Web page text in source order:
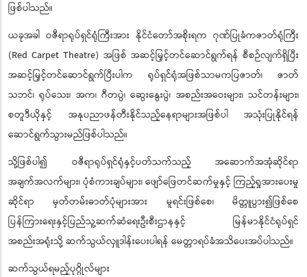
ဖြစ်ပါသည်။
ယခုအခါ ဝဇီရာရုပ်ရှင်ရုံကြီးအား နိုင်ငံတော်အစိုးရက ဂုဏ်ပြုခံကဇာတ်ရုံကြီး
(Red Carpet Theatre) အဖြစ် အဆင့်မြှင့်တင်ဆောင်ရွက်ရန် စီစဉ်လျက်ရှိပြီး
အဆင့်မြှင့်တင်ဆောင်ရွက်ပြီးပါက ရုပ်ရှင်ရုံအဖြစ်သာမကပြဇာတ်၊ ဇာတ်
သဘင်၊ ရုပ်သေး၊ အက၊ ဂီတပွဲ၊ ဆွေးနွေးပွဲ၊ အစည်းအဝေးများ၊ သင်တန်းများ၊
စတူဒီယိုနှင့် အနုပညာဖန်တီးနိုင်သည့်နေရာများအဖြစ်ပါ အသုံးပြုနိုင်ရန်
ဆောင်ရွက်သွားမည်ဖြစ်ပါသည်။
သို့ဖြစ်ပါ၍ ဝဇီရာရုပ်ရှင်ရုံနှင့်ပတ်သက်သည့် အဆောက်အအုံဆိုင်ရာ
အချက်အလက်များ၊ ပုံစံကားချပ်များ၊ ဖျော်ဖြေတင်ဆက်မှုနှင့် ကြည့်ရှုအားပေးမှု
ဆိုင်ရာ မှတ်တမ်းဓာတ်ပုံများအား မူရင်းဖြစ်စေ၊ မိတ္တူပွား၍ဖြစ်စေ
ပြန်ကြားရေးနှင့်ပြည်သူ့ဆက်ဆံရေးဦးစီးဌာနနှင့် မြန်မာနိုင်ငံရုပ်ရှင်
အစည်းအရုံးသို့ ဆက်သွယ်လှူဒါန်းပေးပါရန် မေတ္တာရပ်ခံအသိပေးအပ်ပါသည်။
ဆက်သွယ်ရမည့်ပုဂ္ဂိုလ်များ